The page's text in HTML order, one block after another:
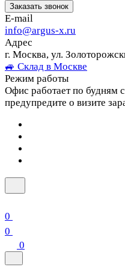
Заказать звонок
E-mail
info@argus-x.ru
Адрес
г. Москва, ул.
🚙 Склад в Москве
Режим работы
Офис работает по будням
предупредите о визите
0
0
0